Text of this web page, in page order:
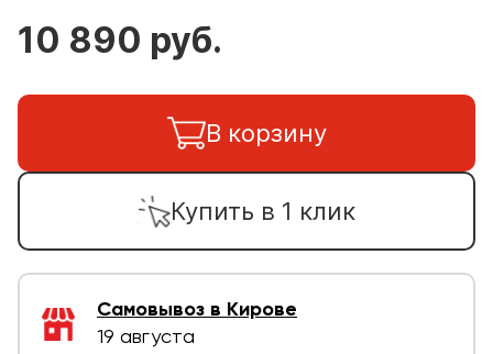
10 890 руб.
В корзину
Купить в 1 клик
Самовывоз в Кирове
19 августа